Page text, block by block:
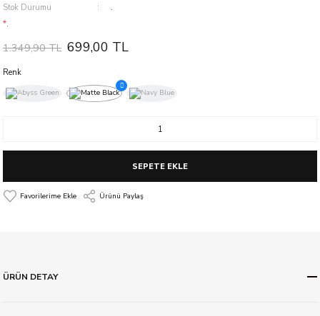
Stok Durumu
.
*.
1.349,90 TL 699,00 TL
Renk
SEPETE EKLE
Ürünü Paylaş
ÜRÜN DETAY